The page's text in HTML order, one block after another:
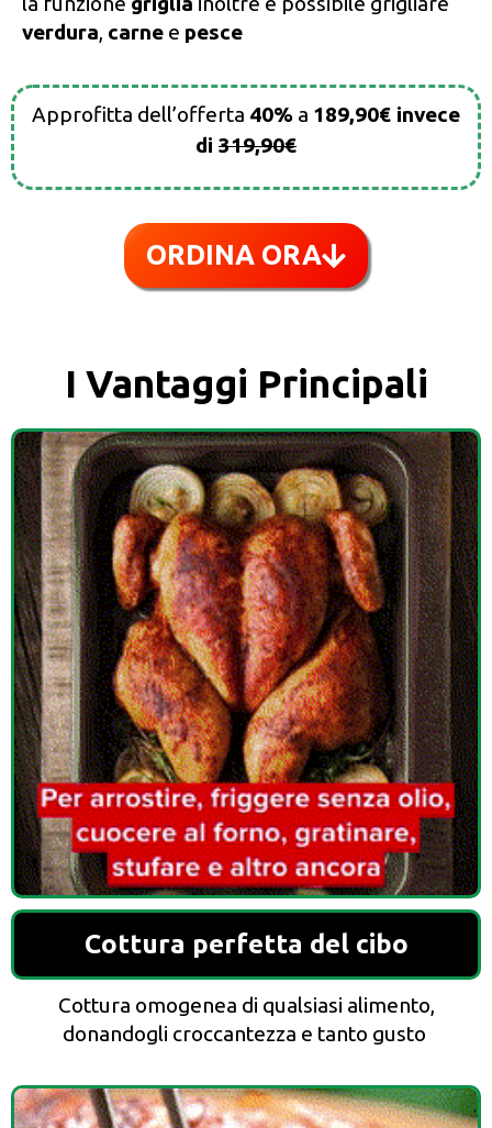
verdura, carne e pesce
Approfitta dell’offerta 40% a 189,90€ invece
di 319,90€
ORDINA ORA
I Vantaggi Principali
Cottura perfetta del cibo
Cottura omogenea di qualsiasi alimento,
donandogli croccantezza e tanto gusto